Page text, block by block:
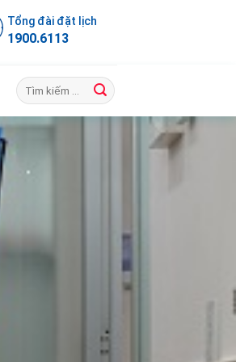
Tổng đài đặt lịch
1900.6113